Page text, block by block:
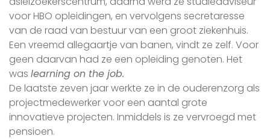
voor HBO opleidingen, en vervolgens secretaresse
van de raad van bestuur van een groot ziekenhuis.
Een vreemd allegaartje van banen, vindt ze zelf. Voor
geen daarvan had ze een opleiding genoten. Het
was learning on the job.
De laatste zeven jaar werkte ze in de ouderenzorg als
projectmedewerker voor een aantal grote
innovatieve projecten. Inmiddels is ze vervroegd met
pensioen.